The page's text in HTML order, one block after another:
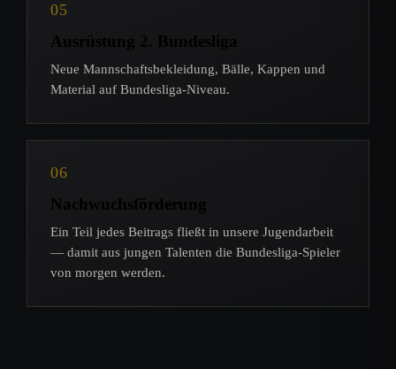
05
Ausrüstung 2. Bundesliga
Neue Mannschaftsbekleidung, Bälle, Kappen und
Material auf Bundesliga-Niveau.
06
Nachwuchsförderung
Ein Teil jedes Beitrags fließt in unsere Jugendarbeit
— damit aus jungen Talenten die Bundesliga-Spieler
von morgen werden.